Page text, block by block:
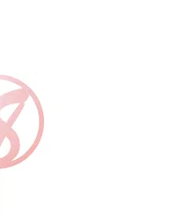
ruzovy 1ks v baleni